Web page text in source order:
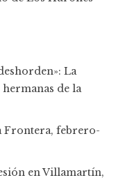
La
de la
Frontera, febrero-
en Villamartín,